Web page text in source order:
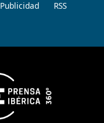
Publicidad RSS